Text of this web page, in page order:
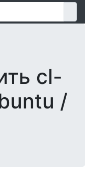
cl-
/